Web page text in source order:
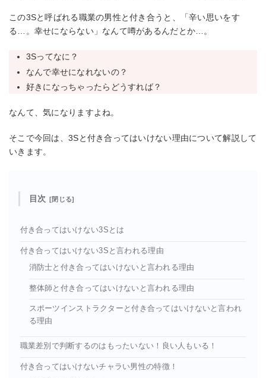
この3Sと呼ばれる職業の男性と付き合うと、「辛い思いをす
る…。幸せにならない」なんて噂があるんだとか…。
3Sってなに？
なんで幸せになれないの？
好きになっちゃったらどうすれば？
なんて、気になりますよね。
そこで今回は、3Sと付き合ってはいけない理由について解説して
いきます。
目次
付き合ってはいけない3Sとは
付き合ってはいけない3Sと言われる理由
消防士と付き合ってはいけないと言われる理由
整体師と付き合ってはいけないと言われる理由
スポーツインストラクターと付き合ってはいけないと言われ
る理由
職業差別で判断するのはもったいない！良い人もいる！
付き合ってはいけないチャラい男性の特徴！